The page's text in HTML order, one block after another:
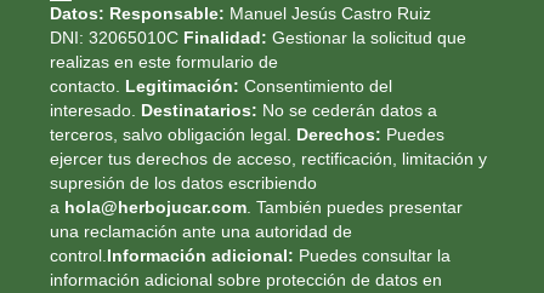
Datos: Responsable: Manuel Jesús Castro Ruiz
DNI: 32065010C Finalidad: Gestionar la solicitud que
realizas en este formulario de
contacto. Legitimación: Consentimiento del
interesado. Destinatarios: No se cederán datos a
terceros, salvo obligación legal. Derechos: Puedes
ejercer tus derechos de acceso, rectificación, limitación y
supresión de los datos escribiendo
a hola@herbojucar.com. También puedes presentar
una reclamación ante una autoridad de
control.Información adicional: Puedes consultar la
información adicional sobre protección de datos en